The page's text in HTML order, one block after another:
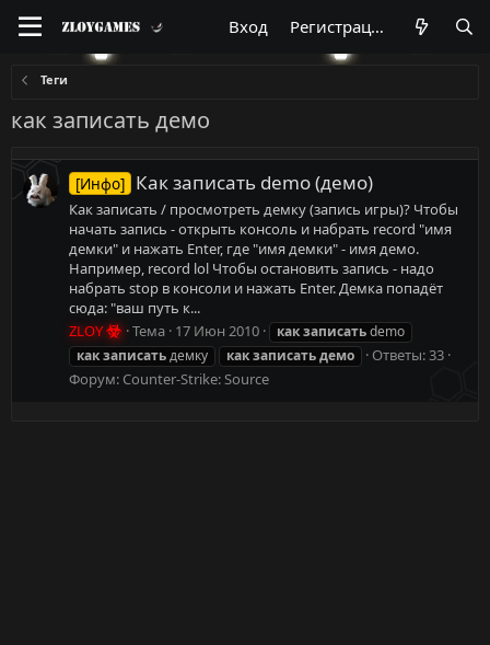
Вход Регистрация
Теги
как записать демо
[Инфо] Как записать demo (демо)
Как записать / просмотреть демку (запись игры)? Чтобы
начать запись - открыть консоль и набрать record "имя
демки" и нажать Enter, где "имя демки" - имя демо.
Например, record lol Чтобы остановить запись - надо
набрать stop в консоли и нажать Enter. Демка попадёт
сюда: "ваш путь к...
ZLOY
Тема 17 Июн 2010 какзаписатьdemo
какзаписатьдемку какзаписатьдемо
Ответы: 33
Форум: Counter-Strike: Source